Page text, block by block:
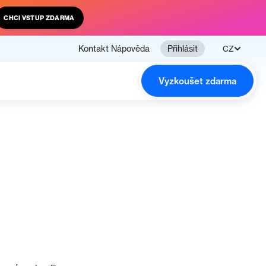
CHCI VSTUP ZDARMA
Kontakt Nápověda Přihlásit CZ
Vyzkoušet zdarma